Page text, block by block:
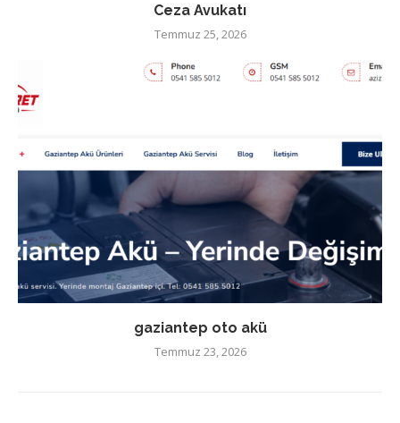
Ceza Avukatı
Temmuz 25, 2026
gaziantep oto akü
Temmuz 23, 2026